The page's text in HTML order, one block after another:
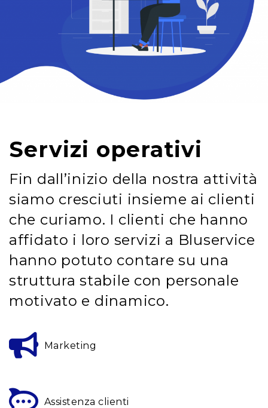
Servizi operativi
Fin dall’inizio della nostra attività
siamo cresciuti insieme ai clienti
che curiamo. I clienti che hanno
affidato i loro servizi a Bluservice
hanno potuto contare su una
struttura stabile con personale
motivato e dinamico.
Marketing
Assistenza clienti